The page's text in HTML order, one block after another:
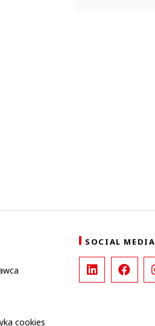
cookies
SOCIAL MEDIA